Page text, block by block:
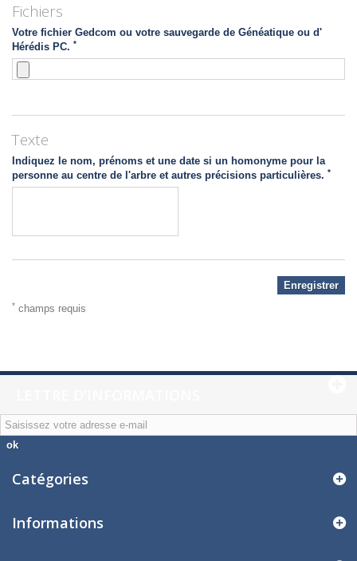
Fichiers
Votre fichier Gedcom ou votre sauvegarde de Généatique ou d'
Hérédis PC. *
Texte
Indiquez le nom, prénoms et une date si un homonyme pour la
personne au centre de l'arbre et autres précisions particulières. *
Enregistrer
* champs requis
ok
Catégories
Informations